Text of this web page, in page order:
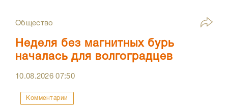
Общество
Неделя без магнитных бурь
началась для волгоградцев
10.08.202607:50
Комментарии